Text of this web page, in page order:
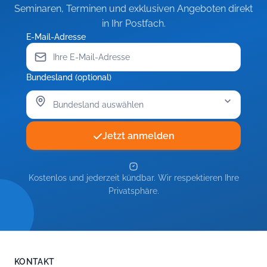
Seminaren, Terminen und exklusiven Angeboten direkt
in Ihr Postfach.
E-Mail-Adresse
Bundesland (optional)
Jetzt anmelden
Kostenlos und jederzeit kündbar. Wir respektieren Ihre
Privatsphäre.
KONTAKT